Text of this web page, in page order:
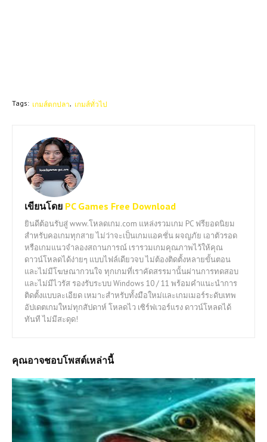
Tags: เกมส์ตกปลา เกมส์ทั่วไป
เขียนโดย PC Games Free Download
ยินดีต้อนรับสู่ www.โหลดเกม.com แหล่งรวมเกม PC ฟรียอดนิยม
สำหรับคอเกมทุกสาย ไม่ว่าจะเป็นเกมแอคชั่น ผจญภัย เอาตัวรอด
หรือเกมแนวจำลองสถานการณ์ เรารวมเกมคุณภาพไว้ให้คุณ
ดาวน์โหลดได้ง่ายๆ แบบไฟล์เดียวจบ ไม่ต้องติดตั้งหลายขั้นตอน
และไม่มีโฆษณากวนใจ ทุกเกมที่เราคัดสรรมานั้นผ่านการทดสอบ
และไม่มีไวรัส รองรับระบบ Windows 10 / 11 พร้อมคำแนะนำการ
ติดตั้งแบบละเอียด เหมาะสำหรับทั้งมือใหม่และเกมเมอร์ระดับเทพ
อัปเดตเกมใหม่ทุกสัปดาห์ โหลดไว เซิร์ฟเวอร์แรง ดาวน์โหลดได้
ทันที ไม่มีสะดุด!
คุณอาจชอบโพสต์เหล่านี้